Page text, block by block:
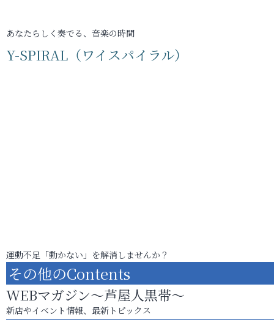
あなたらしく奏でる、音楽の時間
Y-SPIRAL（ワイスパイラル）
運動不足「動かない」を解消しませんか？
その他のContents
WEBマガジン～芦屋人黒帯～
新店やイベント情報、最新トピックス